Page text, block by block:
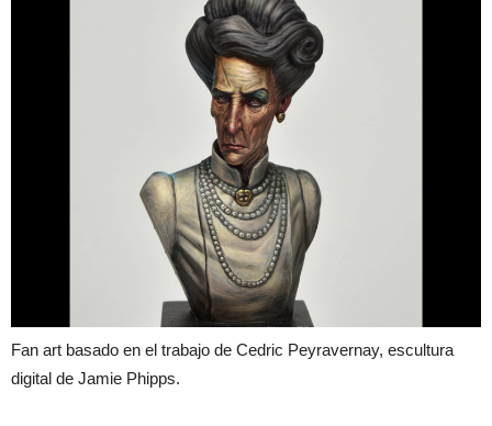
Fan art basado en el trabajo de Cedric Peyravernay, escultura
digital de Jamie Phipps.